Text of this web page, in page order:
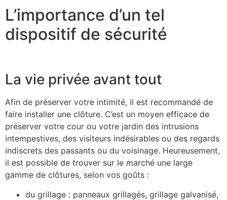
L’importance d’un tel
dispositif de sécurité
La vie privée avant tout
Afin de préserver votre intimité, il est recommandé de
faire installer une clôture. C’est un moyen efficace de
préserver votre cour ou votre jardin des intrusions
intempestives, des visiteurs indésirables ou des regards
indiscrets des passants ou du voisinage. Heureusement,
il est possible de trouver sur le marché une large
gamme de clôtures, selon vos goûts :
du grillage : panneaux grillagés, grillage galvanisé,